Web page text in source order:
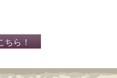
ら！